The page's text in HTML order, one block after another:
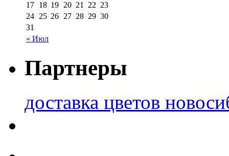
« Июл
17 18 19 20 21 22 23
24 25 26 27 28 29 30
31
Партнеры
доставка цветов